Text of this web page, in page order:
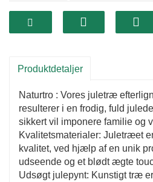
Tips: Kunstigt træ kan modtage
ekstruderingsdeformation
Produktdetaljer
Naturtro : Vores juletræ
resulterer i en frodig, fuld
sikkert vil imponere familie og
Kvalitetsmaterialer: Juletræet
kvalitet, ved hjælp af en unik
udseende og et blødt ægte
Udsøgt julepynt: Kunstigt træ